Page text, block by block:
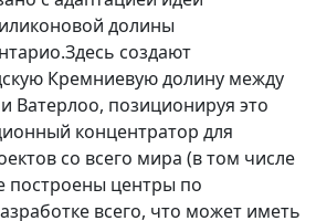
долины
создают
Кремниевую долину между
Ватерлоо, позиционируя это
концентратор для
со всего мира (в том числе
построены центры по
всего, что может иметь